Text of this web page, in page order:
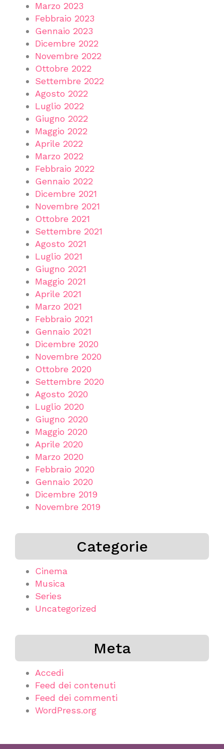
Marzo 2023
Febbraio 2023
Gennaio 2023
Dicembre 2022
Novembre 2022
Ottobre 2022
Settembre 2022
Agosto 2022
Luglio 2022
Giugno 2022
Maggio 2022
Aprile 2022
Marzo 2022
Febbraio 2022
Gennaio 2022
Dicembre 2021
Novembre 2021
Ottobre 2021
Settembre 2021
Agosto 2021
Luglio 2021
Giugno 2021
Maggio 2021
Aprile 2021
Marzo 2021
Febbraio 2021
Gennaio 2021
Dicembre 2020
Novembre 2020
Ottobre 2020
Settembre 2020
Agosto 2020
Luglio 2020
Giugno 2020
Maggio 2020
Aprile 2020
Marzo 2020
Febbraio 2020
Gennaio 2020
Dicembre 2019
Novembre 2019
Categorie
Cinema
Musica
Series
Uncategorized
Meta
Accedi
Feed dei contenuti
Feed dei commenti
WordPress.org